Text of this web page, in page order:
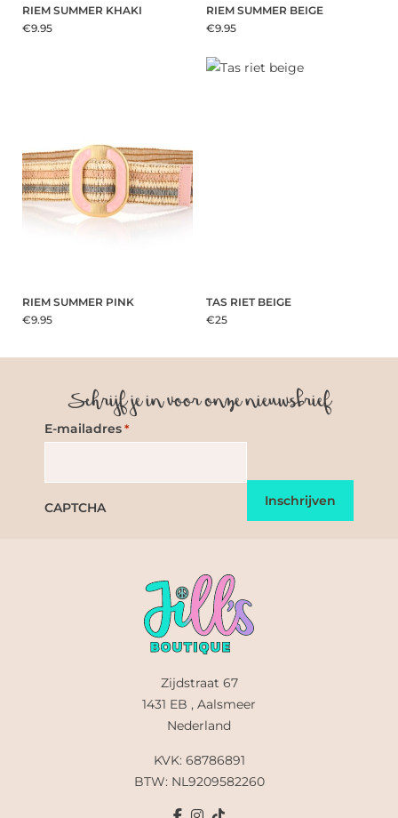
RIEM SUMMER KHAKI
€9.95
RIEM SUMMER BEIGE
€9.95
RIEM SUMMER PINK
€9.95
TAS RIET BEIGE
€25
Schrijf je in voor onze nieuwsbrief
E-mailadres *
CAPTCHA
Zijdstraat 67
1431 EB , Aalsmeer
Nederland
KVK: 68786891
BTW: NL9209582260